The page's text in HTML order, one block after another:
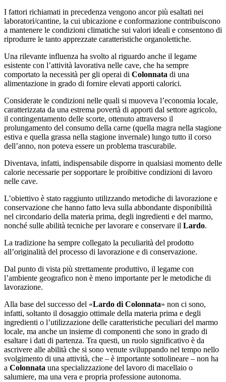
I fattori richiamati in precedenza vengono ancor più esaltati nei
laboratori/cantine, la cui ubicazione e conformazione contribuiscono
a mantenere le condizioni climatiche sui valori ideali e consentono di
riprodurre le tanto apprezzate caratteristiche organolettiche.
Una rilevante influenza ha svolto al riguardo anche il legame
esistente con l’attività lavorativa nelle cave, che ha sempre
comportato la necessità per gli operai di Colonnata di una
alimentazione in grado di fornire elevati apporti calorici.
Considerate le condizioni nelle quali si muoveva l’economia locale,
caratterizzata da una estrema povertà di apporti dal settore agricolo,
il contingentamento delle scorte, ottenuto attraverso il
prolungamento del consumo della carne (quella magra nella stagione
estiva e quella grassa nella stagione invernale) lungo tutto il corso
dell’anno, non poteva essere un problema trascurabile.
Diventava, infatti, indispensabile disporre in qualsiasi momento delle
calorie necessarie per sopportare le proibitive condizioni di lavoro
nelle cave.
L’obiettivo è stato raggiunto utilizzando metodiche di lavorazione e
conservazione che hanno fatto leva sulla abbondante disponibilità
nel circondario della materia prima, degli ingredienti e del marmo,
nonché sulle abilità tecniche per lavorare e conservare il Lardo.
La tradizione ha sempre collegato la peculiarità del prodotto
all’originalità del processo di lavorazione e di conservazione.
Dal punto di vista più strettamente produttivo, il legame con
l’ambiente geografico non è meno importante per le metodiche di
lavorazione.
Alla base del successo del «Lardo di Colonnata» non ci sono,
infatti, soltanto il dosaggio ottimale della materia prima e degli
ingredienti o l’utilizzazione delle caratteristiche peculiari del marmo
locale, ma anche un insieme di componenti che sono in grado di
esaltare i dati di partenza. Tra questi, un ruolo significativo è da
ascrivere alle abilità che si sono venute sviluppando nel tempo nello
svolgimento di una attività, che – è importante sottolineare – non ha
a Colonnata una specializzazione del lavoro di macellaio o
salumiere, ma una vera e propria professione autonoma.